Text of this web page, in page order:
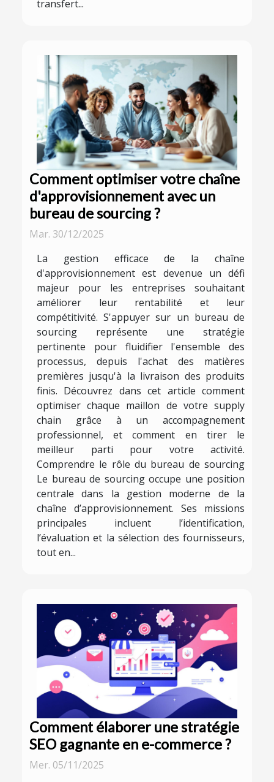
transfert...
Comment optimiser votre chaîne
d'approvisionnement avec un
bureau de sourcing ?
Mar. 30/12/2025
La gestion efficace de la chaîne
d'approvisionnement est devenue un défi
majeur pour les entreprises souhaitant
améliorer leur rentabilité et leur
compétitivité. S'appuyer sur un bureau de
sourcing représente une stratégie
pertinente pour fluidifier l'ensemble des
processus, depuis l'achat des matières
premières jusqu'à la livraison des produits
finis. Découvrez dans cet article comment
optimiser chaque maillon de votre supply
chain grâce à un accompagnement
professionnel, et comment en tirer le
meilleur parti pour votre activité.
Comprendre le rôle du bureau de sourcing
Le bureau de sourcing occupe une position
centrale dans la gestion moderne de la
chaîne d’approvisionnement. Ses missions
principales incluent l’identification,
l’évaluation et la sélection des fournisseurs,
tout en...
Comment élaborer une stratégie
SEO gagnante en e-commerce ?
Mer. 05/11/2025